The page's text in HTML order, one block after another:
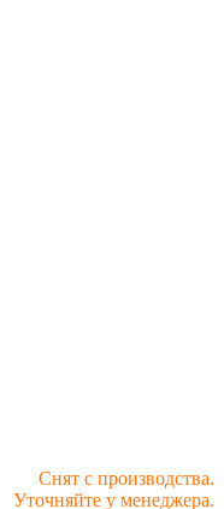
Снят с производства.
Уточняйте у менеджера.